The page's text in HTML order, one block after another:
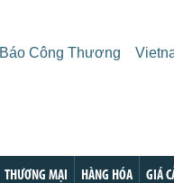
Báo Công Thương
THƯƠNG MẠI HÀNG HÓA GIÁ